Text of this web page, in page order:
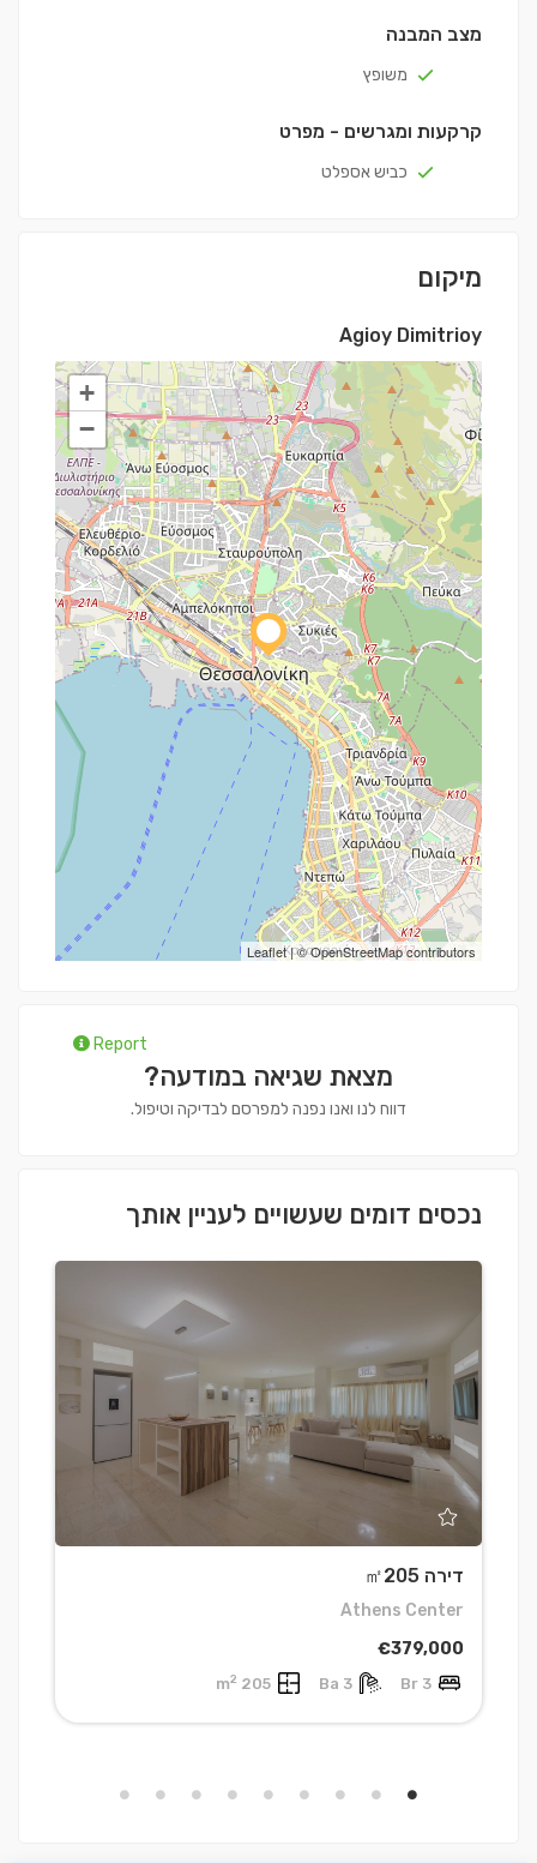
מצב המבנה
משופץ
קרקעות ומגרשים - מפרט
כביש אספלט
מיקום
Agioy Dimitrioy
+
−
Leaflet| ©OpenStreetMapcontributors
Report
מצאת שגיאה במודעה?
דווח לנו ואנו נפנה למפרסם לבדיקה וטיפול.
נכסים דומים שעשויים לעניין אותך
דירה ㎡205
Athens Center
€379,000
3 Br
3 Ba
205 m
2